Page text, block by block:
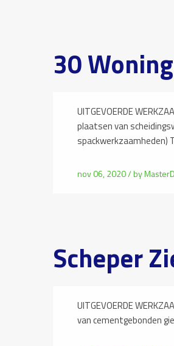
30
UITGEVOERDE
plaatsen van
spackwerkzaamheden)
nov 06, 2020 /byMasterD
Scheper
UITGEVOERDE
van cementgebonden